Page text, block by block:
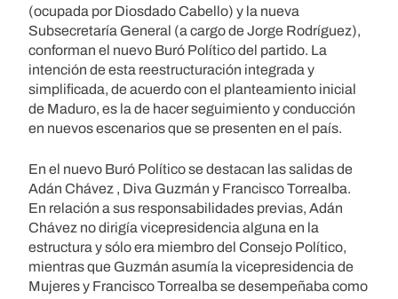
(ocupada por Diosdado Cabello) y la nueva
Subsecretaría General (a cargo de Jorge Rodríguez),
conforman el nuevo Buró Político del partido. La
intención de esta reestructuración integrada y
simplificada, de acuerdo con el planteamiento inicial
de Maduro, es la de hacer seguimiento y conducción
en nuevos escenarios que se presenten en el país.
En el nuevo Buró Político se destacan las salidas de
Adán Chávez , Diva Guzmán y Francisco Torrealba.
En relación a sus responsabilidades previas, Adán
Chávez no dirigía vicepresidencia alguna en la
estructura y sólo era miembro del Consejo Político,
mientras que Guzmán asumía la vicepresidencia de
Mujeres y Francisco Torrealba se desempeñaba como